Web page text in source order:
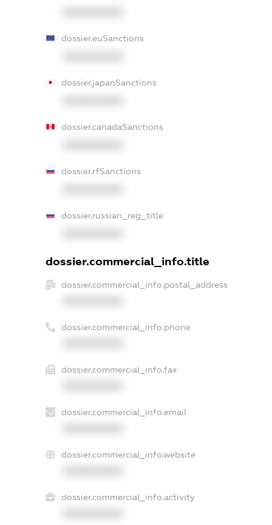
dossier.euSanctions
dossier.japanSanctions
dossier.canadaSanctions
dossier.rfSanctions
dossier.russian_reg_title
dossier.commercial_info.title
dossier.commercial_info.postal_address
dossier.commercial_info.phone
dossier.commercial_info.fax
dossier.commercial_info.email
dossier.commercial_info.website
dossier.commercial_info.activity